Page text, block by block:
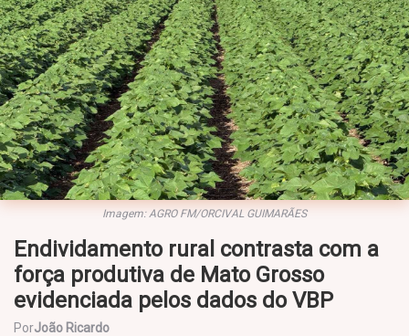
Imagem: AGRO FM/ORCIVAL GUIMARÃES
Endividamento rural contrasta com a
força produtiva de Mato Grosso
evidenciada pelos dados do VBP
PorJoão Ricardo